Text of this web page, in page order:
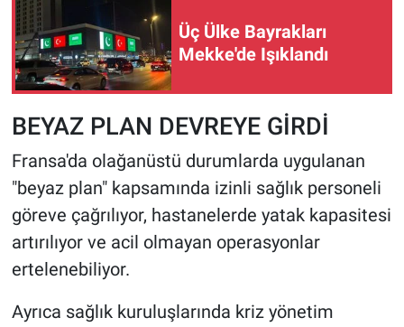
Üç Ülke Bayrakları
Mekke'de Işıklandı
BEYAZ PLAN DEVREYE GİRDİ
Fransa'da olağanüstü durumlarda uygulanan
"beyaz plan" kapsamında izinli sağlık personeli
göreve çağrılıyor, hastanelerde yatak kapasitesi
artırılıyor ve acil olmayan operasyonlar
ertelenebiliyor.
Ayrıca sağlık kuruluşlarında kriz yönetim